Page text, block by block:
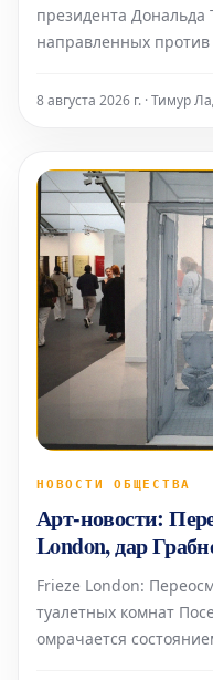
президента Дональда
направленных против
демократы и группы
8 августа 2026 г. · Тимур
НОВОСТИ ОБЩЕСТВА
Арт-новости:
London, дар
Gagosian
Frieze London:
туалетных комнат
омрачается